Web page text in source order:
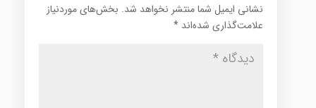
نشانی ایمیل شما منتشر نخواهد شد. بخش‌های موردنیاز
علامت‌گذاری شده‌اند *